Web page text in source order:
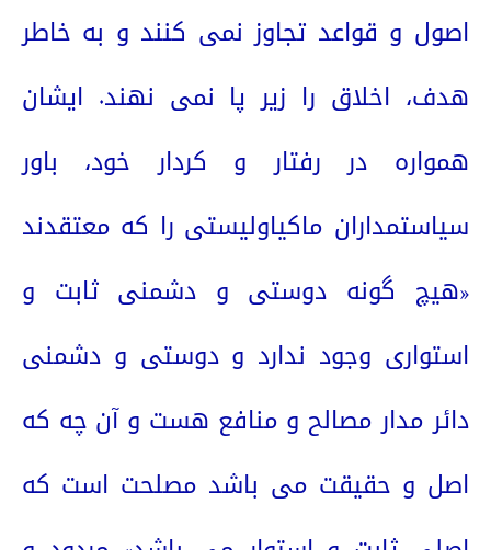
اصول و قواعد تجاوز نمی کنند و به خاطر
هدف، اخلاق را زیر پا نمی نهند. ایشان
همواره در رفتار و کردار خود، باور
سیاستمداران ماکیاولیستی را که معتقدند
«هیچ گونه دوستی و دشمنی ثابت و
استواری وجود ندارد و دوستی و دشمنی
دائر مدار مصالح و منافع هست و آن چه که
اصل و حقیقت می باشد مصلحت است که